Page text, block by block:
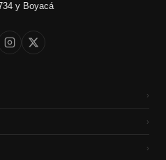
y Boyacá
›
›
›